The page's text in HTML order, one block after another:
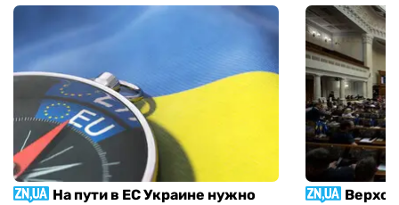
На пути в ЕС Украине нужно